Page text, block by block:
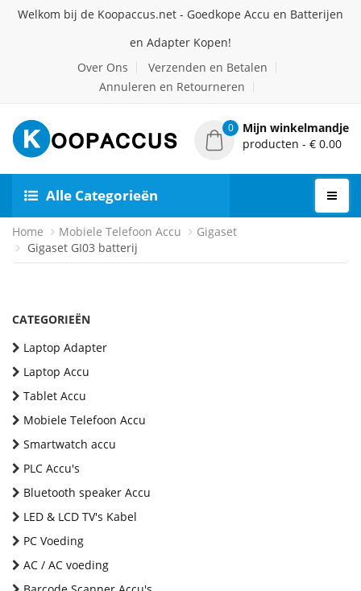
Welkom bij de Koopaccus.net - Goedkope Accu en Batterijen
en Adapter Kopen!
Over Ons
Verzenden en Betalen
Annuleren en Retourneren
0
Mijn winkelmandje
producten - € 0.00
Alle Categorieën
Home Mobiele Telefoon Accu
Gigaset
Gigaset GI03 batterij
CATEGORIEËN
Laptop Adapter
Laptop Accu
Tablet Accu
Mobiele Telefoon Accu
Smartwatch accu
PLC Accu's
Bluetooth speaker Accu
LED & LCD TV's Kabel
PC Voeding
AC / AC voeding